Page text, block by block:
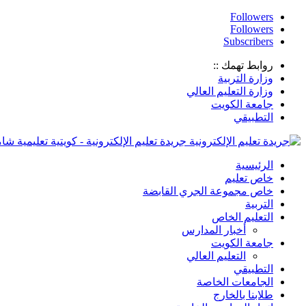
Followers
Followers
Subscribers
روابط تهمك ::
وزارة التربية
وزارة التعليم العالي
جامعة الكويت
التطبيقي
جريدة تعليم الإلكترونية - كويتية تعليمية
الرئيسية
خاص تعليم
خاص مجموعة الجري القابضة
التربية
التعليم الخاص
أخبار المدارس
جامعة الكويت
التعليم العالي
التطبيقي
الجامعات الخاصة
طلابنا بالخارج